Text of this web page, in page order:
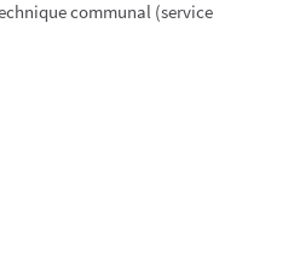
communal (service